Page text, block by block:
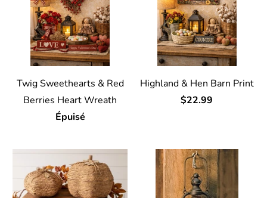
Twig Sweethearts & Red
Berries Heart Wreath
Épuisé
Highland & Hen Barn Print
$22.99